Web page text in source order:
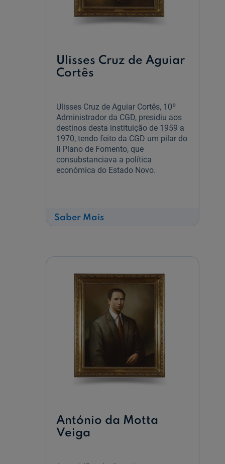
Ulisses Cruz de Aguiar
Cortês
Ulisses Cruz de Aguiar Cortês, 10º
Administrador da CGD, presidiu aos
destinos desta instituição de 1959 a
1970, tendo feito da CGD um pilar do
II Plano de Fomento, que
consubstanciava a política
económica do Estado Novo.
Saber Maissobre
Ulisses
Cortês
António da Motta
Veiga